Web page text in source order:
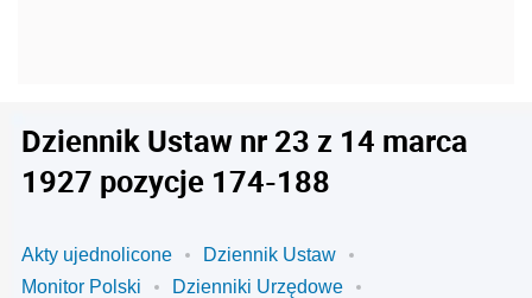
Dziennik Ustaw nr 23 z 14 marca
1927 pozycje 174-188
Akty ujednolicone
Dziennik Ustaw
Monitor Polski
Dzienniki Urzędowe